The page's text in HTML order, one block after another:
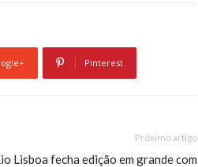
Pinterest
Próximo artigo
Lisboa fecha edição em grande com